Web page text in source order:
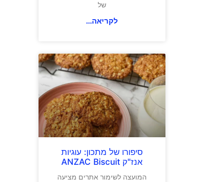
של
לקריאה...
סיפורו של מתכון: עוגיות
אנז"ק ANZAC Biscuit
המועצה לשימור אתרים מציעה